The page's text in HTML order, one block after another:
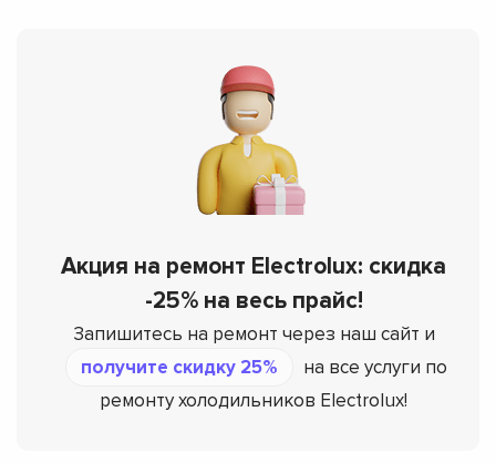
Акция на ремонт Electrolux: скидка
-25% на весь прайс!
Запишитесь на ремонт через наш сайт и
получите скидку 25%
на все услуги по
ремонту холодильников Electrolux!